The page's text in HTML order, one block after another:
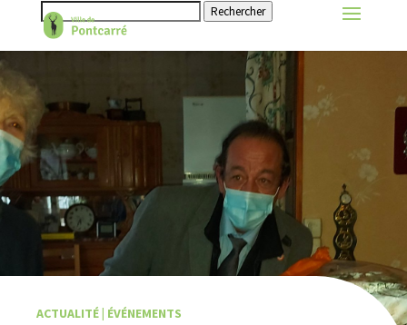
Rechercher
ACTUALITÉ| ÉVÉNEMENTS